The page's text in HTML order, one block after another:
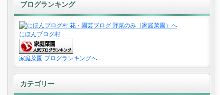
ブログランキング
にほんブログ村
家庭菜園 ブログランキングへ
カテゴリー